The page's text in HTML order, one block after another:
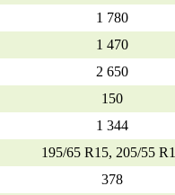
1 780
1 470
2 650
150
1 344
195/65 R15, 205/55
378